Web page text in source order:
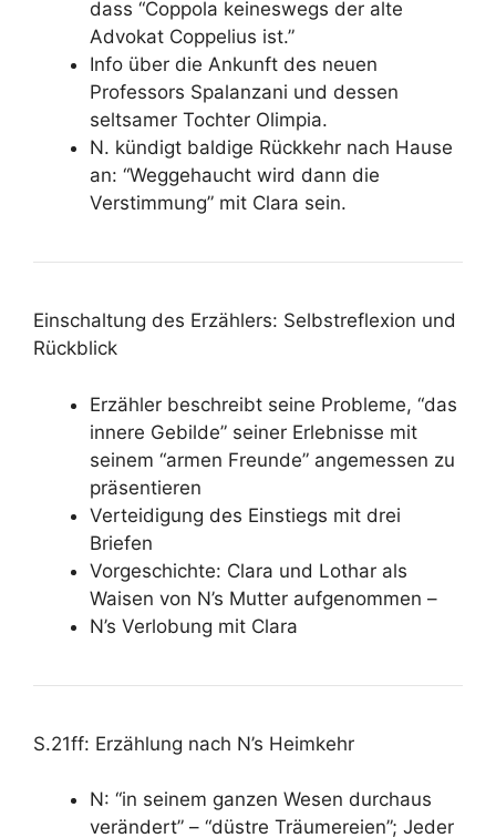
dass “Coppola keineswegs der alte
Advokat Coppelius ist.”
Info über die Ankunft des neuen
Professors Spalanzani und dessen
seltsamer Tochter Olimpia.
N. kündigt baldige Rückkehr nach Hause
an: “Weggehaucht wird dann die
Verstimmung” mit Clara sein.
Einschaltung des Erzählers: Selbstreflexion und
Rückblick
Erzähler beschreibt seine Probleme, “das
innere Gebilde” seiner Erlebnisse mit
seinem “armen Freunde” angemessen zu
präsentieren
Verteidigung des Einstiegs mit drei
Briefen
Vorgeschichte: Clara und Lothar als
Waisen von N’s Mutter aufgenommen –
N’s Verlobung mit Clara
S.21ff: Erzählung nach N’s Heimkehr
N: “in seinem ganzen Wesen durchaus
verändert” – “düstre Träumereien”; Jeder